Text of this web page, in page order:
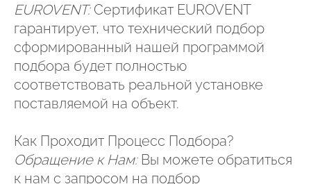
EUROVENT: Сертификат EUROVENT
гарантирует, что технический подбор
сформированный нашей программой
подбора будет полностью
соответствовать реальной установке
поставляемой на объект.
Как Проходит Процесс Подбора?
Обращение к Нам: Вы можете обратиться
к нам с запросом на подбор